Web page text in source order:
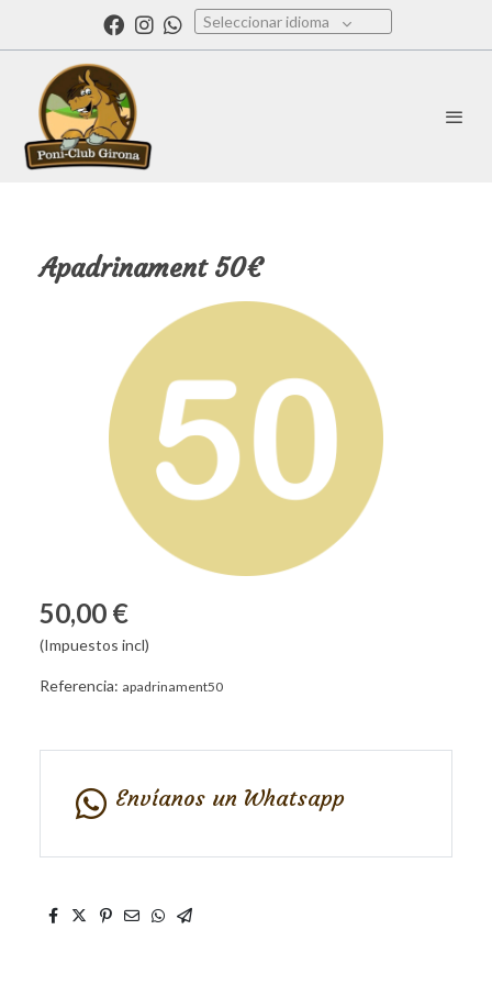
Seleccionar idioma
Apadrinament 50€
50,00 €
(Impuestos incl)
Referencia: apadrinament50
Envíanos un Whatsapp